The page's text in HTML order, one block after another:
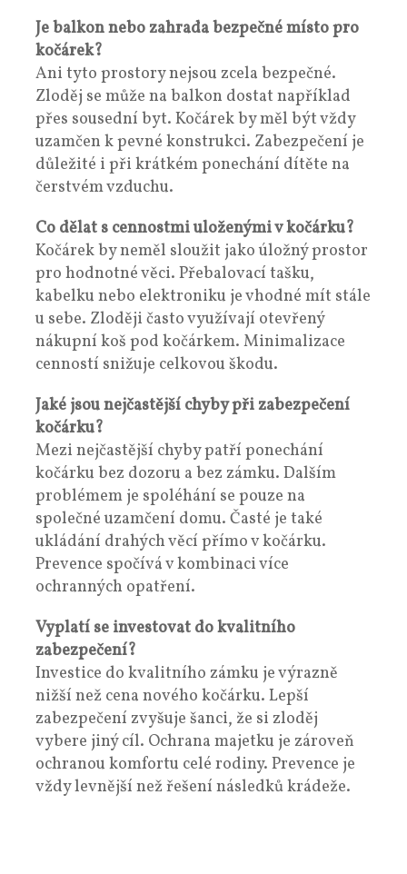
Je balkon nebo zahrada bezpečné místo pro
kočárek?
Ani tyto prostory nejsou zcela bezpečné.
Zloděj se může na balkon dostat například
přes sousední byt. Kočárek by měl být vždy
uzamčen k pevné konstrukci. Zabezpečení je
důležité i při krátkém ponechání dítěte na
čerstvém vzduchu.
Co dělat s cennostmi uloženými v kočárku?
Kočárek by neměl sloužit jako úložný prostor
pro hodnotné věci. Přebalovací tašku,
kabelku nebo elektroniku je vhodné mít stále
u sebe. Zloději často využívají otevřený
nákupní koš pod kočárkem. Minimalizace
cenností snižuje celkovou škodu.
Jaké jsou nejčastější chyby při zabezpečení
kočárku?
Mezi nejčastější chyby patří ponechání
kočárku bez dozoru a bez zámku. Dalším
problémem je spoléhání se pouze na
společné uzamčení domu. Časté je také
ukládání drahých věcí přímo v kočárku.
Prevence spočívá v kombinaci více
ochranných opatření.
Vyplatí se investovat do kvalitního
zabezpečení?
Investice do kvalitního zámku je výrazně
nižší než cena nového kočárku. Lepší
zabezpečení zvyšuje šanci, že si zloděj
vybere jiný cíl. Ochrana majetku je zároveň
ochranou komfortu celé rodiny. Prevence je
vždy levnější než řešení následků krádeže.